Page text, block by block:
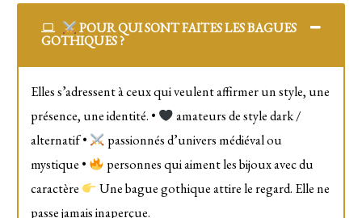
POUR QUI SONT FAITES LES BAGUES
GOTHIQUES ?
Elles s’adressent à ceux qui veulent affirmer un style, une
présence, une identité. •
amateurs de style dark /
alternatif •
passionnés d’univers médiéval ou
mystique •
personnes qui aiment les bijoux avec du
caractère
Une bague gothique attire le regard. Elle ne
passe jamais inaperçue.